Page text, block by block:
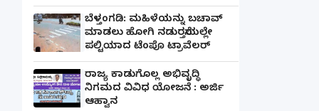
ಬೆಳ್ತಂಗಡಿ: ಮಹಿಳೆಯನ್ನು ಬಚಾವ್
ಮಾಡಲು ಹೋಗಿ ನಡುರಸ್ತೆಯಲ್ಲೇ
ಪಲ್ಟಿಯಾದ ಟೆಂಪೊ ಟ್ರಾವೆಲರ್
ರಾಜ್ಯ ಕಾಡುಗೊಲ್ಲ ಅಭಿವೃದ್ಧಿ
ನಿಗಮದ ವಿವಿಧ ಯೋಜನೆ : ಅರ್ಜಿ
ಆಹ್ವಾನ